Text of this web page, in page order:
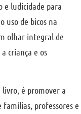
e ludicidade para
uso de bicos na
olhar integral de
criança e os
livro, é promover a
famílias, professores e